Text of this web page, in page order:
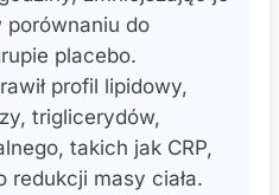
porównaniu do
placebo.
profil lipidowy,
triglicerydów,
takich jak CRP,
redukcji masy ciała.